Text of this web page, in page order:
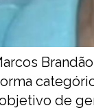
de